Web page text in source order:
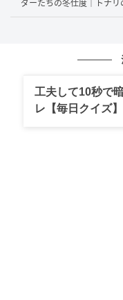
BikeJIN WEB
するモンキー125 も
を歓迎し、「あえて
トと椅子は持たず、
ダーたちの冬仕度｜トナ
工夫して10秒で
レ【毎日クイズ】